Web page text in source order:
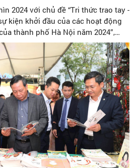
2024 với chủ đề “Tri thức trao tay -
kiện khởi đầu của các hoạt động
thành phố Hà Nội năm 2024”,
Hoàn Kiếm Nguyễn Quốc Hoàn,